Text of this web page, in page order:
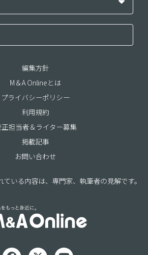
編集方針
M＆A Onlineとは
プライバシーポリシー
利用規約
担当者＆ライター募集
掲載記事
お問い合わせ
いる内容は、専門家、執筆者の見解です。